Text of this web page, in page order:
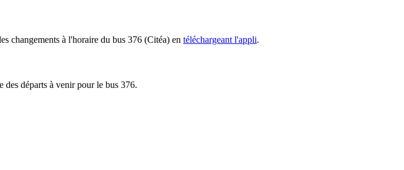
changements à l'horaire du bus 376 (Citéa) en téléchargeant l'appli.
des départs à venir pour le bus 376.